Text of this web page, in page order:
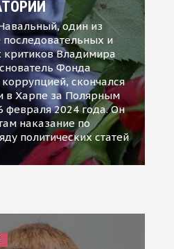
один из
последовательных и
критиков Владимира
Фонда
скончался
в Харпе за Полярным
февраля 2024 года. Он
наказание по
политических статей